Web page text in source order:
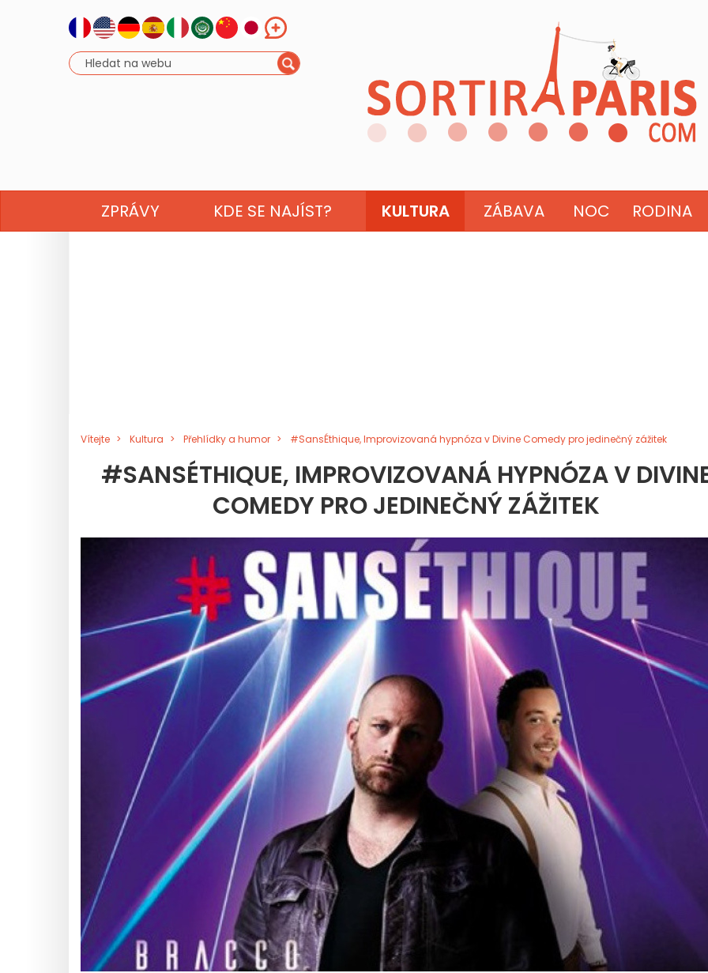
ZPRÁVY KDE SE NAJÍST? KULTURA ZÁBAVA NOC RODINA
Vítejte Kultura Přehlídky a humor #SansÉthique, Improvizovaná hypnóza v Divine Comedy pro jedinečný zážitek
#SANSÉTHIQUE, IMPROVIZOVANÁ HYPNÓZA V
COMEDY PRO JEDINEČNÝ ZÁŽITEK